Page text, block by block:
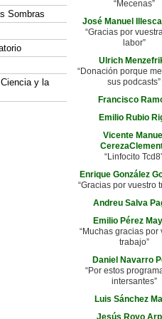
Sombras
y la
“Mecenas”
José Manuel
“Gracias por
labor”
Ulrich
“Donación porque
sus podcasts”
Francisco
Emilio Rubio
Vicente Manuel
“Linfocito
Enrique González
“Gracias por vuestro
Andreu Salva
Emilio Pérez
“Muchas gracias por
trabajo”
Daniel Navarro
“Por estos
intersantes”
Luis Sánchez
Jesús Royo